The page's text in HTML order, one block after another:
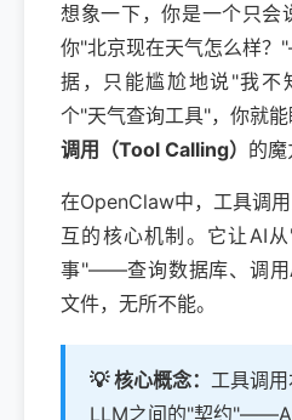
想象一下，你是一个只会
你"北京现在天气怎么样
据，只能尴尬地说"我不
个"天气查询工具"，你就
调用（Tool Calling） 的魔
在OpenClaw中，工具调
互的核心机制。它让AI
事"——查询数据库、调用
文件，无所不能。
💡 核心概念： 工具调
LLM之间的"契约